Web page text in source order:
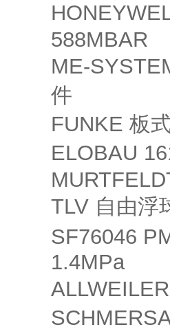
588MBAR
ME-
件
FUNKE 板
ELOBAU
TLV 自由浮
SF76046
1.4MPa